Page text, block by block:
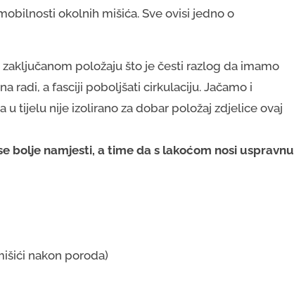
okolnih mišića. Sve ovisi jedno o
položaju što je česti razlog da imamo
radi, a fasciji poboljšati cirkulaciju. Jačamo i
u tijelu nije izolirano za dobar položaj zdjelice ovaj
bolje namjesti, a time da s lakoćom nosi uspravnu
nakon poroda)